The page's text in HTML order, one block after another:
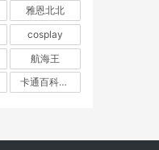
雅恩北北
cosplay
航海王
卡通百科老王